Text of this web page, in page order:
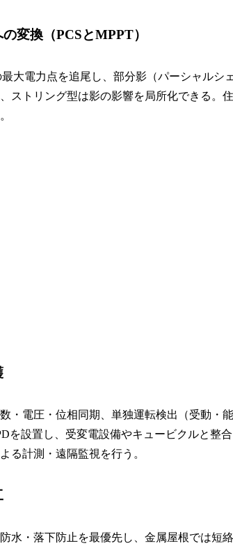
変換（PCSとMPPT）
大電力点を追尾し、部分影（パーシャルシ
ストリング型は影の影響を局所化できる。
・電圧・位相同期、単独運転検出（受動・
を設置し、受変電設備やキュービクルと整
る計測・遠隔監視を行う。
水・落下防止を最優先し、金属屋根では短